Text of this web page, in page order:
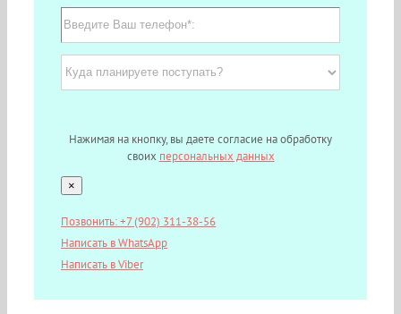
Нажимая на кнопку, вы даете согласие на обработку
своих персональных данных
×
Позвонить: +7 (902) 311-38-56
Написать в WhatsApp
Написать в Viber